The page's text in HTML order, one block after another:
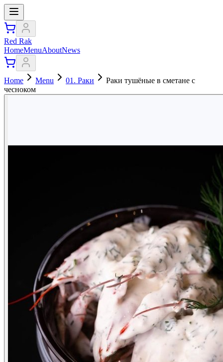
Red Rak
HomeMenuAboutNews
Home Menu 01. Раки
Раки тушёные в сметане с
чесноком